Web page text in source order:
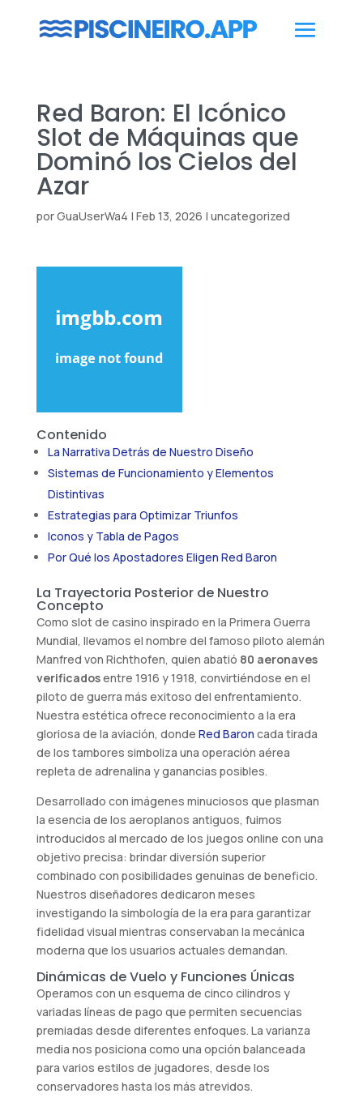
Red Baron: El Icónico
Slot de Máquinas que
Dominó los Cielos del
Azar
porGuaUserWa4 | Feb 13, 2026 | uncategorized
Contenido
La Narrativa Detrás de Nuestro Diseño
Sistemas de Funcionamiento y Elementos
Distintivas
Estrategias para Optimizar Triunfos
Iconos y Tabla de Pagos
Por Qué los Apostadores Eligen Red Baron
La Trayectoria Posterior de Nuestro
Concepto
Como slot de casino inspirado en la Primera Guerra
Mundial, llevamos el nombre del famoso piloto alemán
Manfred von Richthofen, quien abatió 80 aeronaves
verificadosentre 1916 y 1918, convirtiéndose en el
piloto de guerra más exitoso del enfrentamiento.
Nuestra estética ofrece reconocimiento a la era
gloriosa de la aviación, donde Red Baron cada tirada
de los tambores simboliza una operación aérea
repleta de adrenalina y ganancias posibles.
Desarrollado con imágenes minuciosos que plasman
la esencia de los aeroplanos antiguos, fuimos
introducidos al mercado de los juegos online con una
objetivo precisa: brindar diversión superior
combinado con posibilidades genuinas de beneficio.
Nuestros diseñadores dedicaron meses
investigando la simbología de la era para garantizar
fidelidad visual mientras conservaban la mecánica
moderna que los usuarios actuales demandan.
Dinámicas de Vuelo y Funciones Únicas
Operamos con un esquema de cinco cilindros y
variadas líneas de pago que permiten secuencias
premiadas desde diferentes enfoques. La varianza
media nos posiciona como una opción balanceada
para varios estilos de jugadores, desde los
conservadores hasta los más atrevidos.